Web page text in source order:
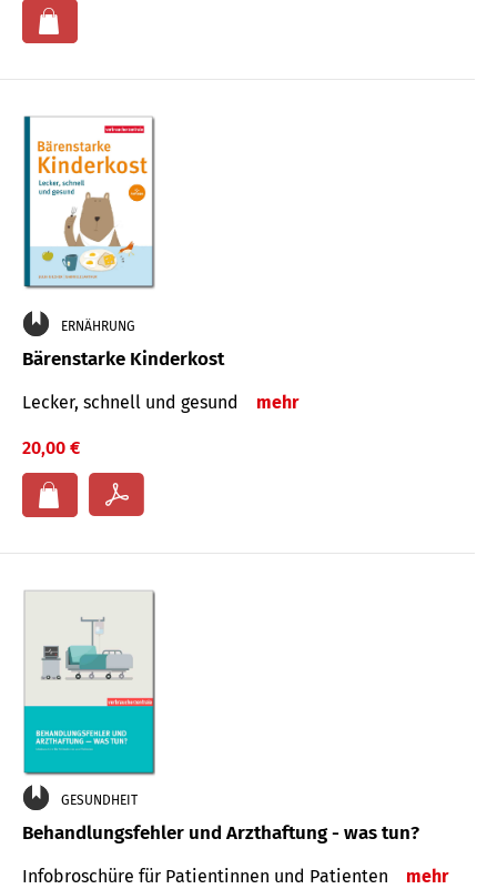
ERNÄHRUNG
Bärenstarke Kinderkost
Lecker, schnell und gesund mehr
20,00 €
GESUNDHEIT
Behandlungsfehler und Arzthaftung - was tun?
Infobroschüre für Patientinnen und Patienten mehr